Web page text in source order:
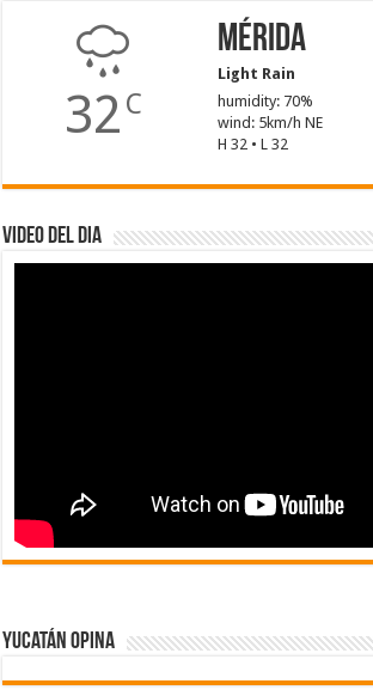
32 C
Mérida
Light Rain
humidity: 70%
wind: 5km/h NE
H 32 • L 32
Video del dia
Yucatán Opina